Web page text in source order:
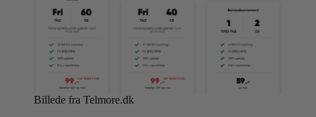
Billede fra Telmore.dk